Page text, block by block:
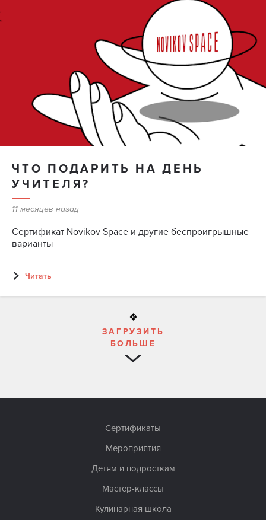
ЧТО ПОДАРИТЬ НА ДЕНЬ
УЧИТЕЛЯ?
11 месяцев назад
Сертификат Novikov Space и другие беспроигрышные
варианты
Читать
ЗАГРУЗИТЬ
БОЛЬШЕ
Сертификаты
Мероприятия
Детям и подросткам
Мастер-классы
Кулинарная школа